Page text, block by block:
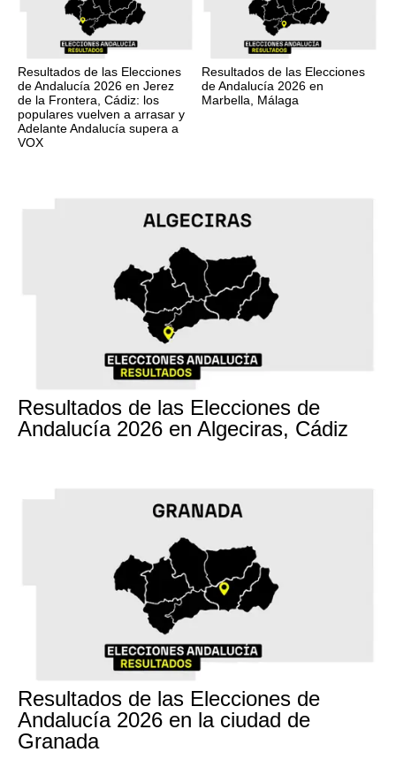
Resultados de las Elecciones
de Andalucía 2026 en Jerez
de la Frontera, Cádiz: los
populares vuelven a arrasar y
Adelante Andalucía supera a
VOX
Resultados de las Elecciones
de Andalucía 2026 en
Marbella, Málaga
Resultados de las Elecciones de
Andalucía 2026 en Algeciras, Cádiz
Resultados de las Elecciones de
Andalucía 2026 en la ciudad de
Granada